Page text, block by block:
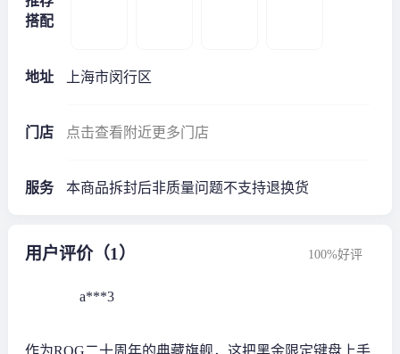
搭配
地址 上海市闵行区
门店 点击查看附近更多门店
服务 本商品拆封后非质量问题不支持退换货
用户评价（1） 100%好评
a***3
作为ROG二十周年的典藏旗舰，这把黑金限定键盘上手